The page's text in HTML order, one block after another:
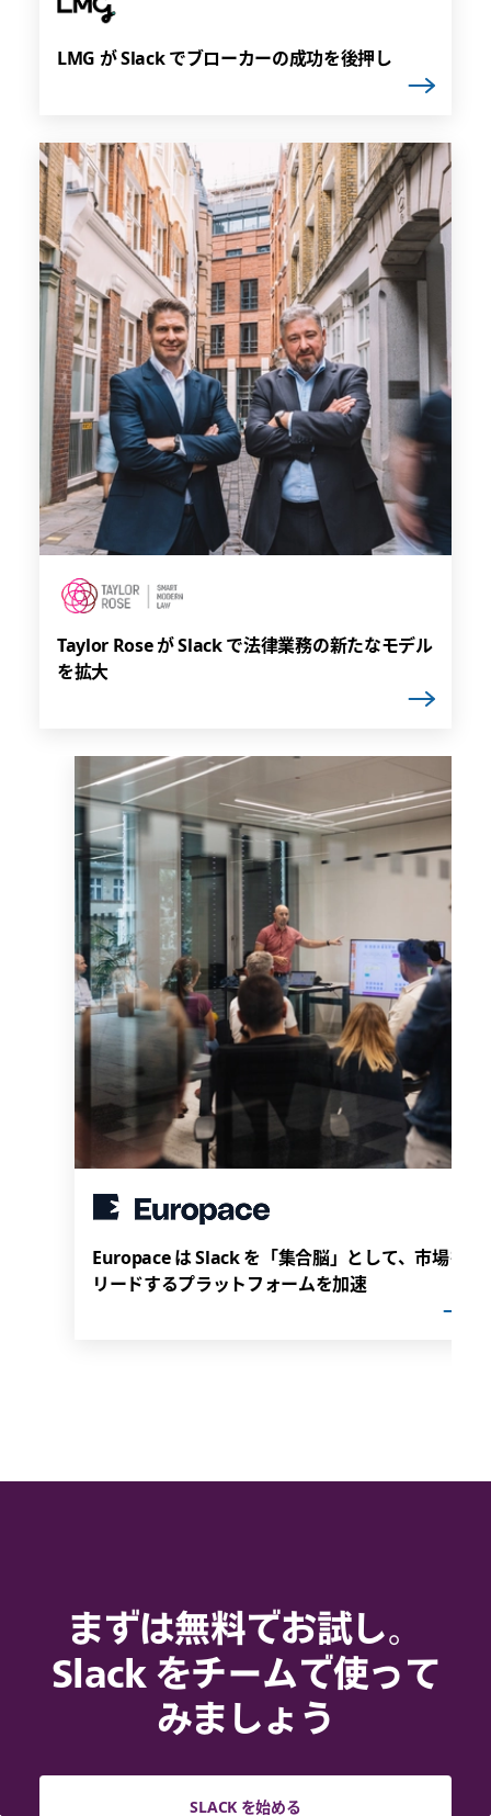
LMG が Slack でブローカーの成功を後押し
Taylor Rose が Slack で法律業務の新たなモデル
を拡大
Europace は Slack を「集合脳」として、市場を
リードするプラットフォームを加速
まずは無料でお試し。
Slack をチームで使って
みましょう
SLACK を始める